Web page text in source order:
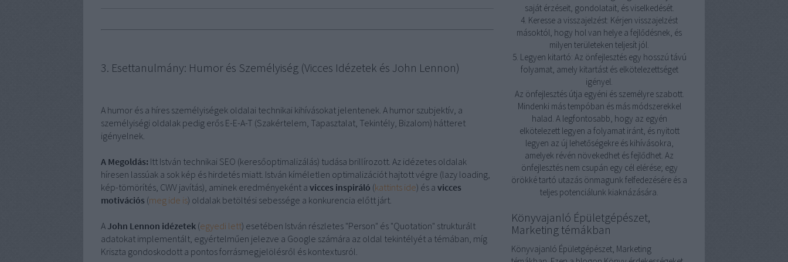
3. Esettanulmány: Humor és Személyiség (Vicces Idézetek és John Lennon)
A humor és a híres személyiségek oldalai technikai kihívásokat jelentenek. A humor szubjektív, a
személyiségi oldalak pedig erős E-E-A-T (Szakértelem, Tapasztalat, Tekintély, Bizalom) hátteret
igényelnek.
A Megoldás: Itt István technikai SEO (keresőoptimalizálás) tudása brillírozott. Az idézetes oldalak
híresen lassúak a sok kép és hirdetés miatt. István kíméletlen optimalizációt hajtott végre (lazy loading,
kép-tömörítés, CWV javítás), aminek eredményeként a vicces inspiráló (kattints ide) és a vicces
motivációs (meg ide is) oldalak betöltési sebessége a konkurencia előtt járt.
A John Lennon idézetek (egyedi lett) esetében István részletes "Person" és "Quotation" strukturált
adatokat implementált, egyértelműen jelezve a Google számára az oldal tekintélyét a témában, míg
Kriszta gondoskodott a pontos forrásmegjelölésről és kontextusról.
saját érzéseit, gondolatait, és viselkedését.
4. Keresse a visszajelzést: Kérjen visszajelzést
másoktól, hogy hol van helye a fejlődésnek, és
milyen területeken teljesít jól.
5. Legyen kitartó: Az önfejlesztés egy hosszú távú
folyamat, amely kitartást és elkötelezettséget
igényel.
Az önfejlesztés útja egyéni és személyre szabott.
Mindenki más tempóban és más módszerekkel
halad. A legfontosabb, hogy az egyén
elkötelezett legyen a folyamat iránt, és nyitott
legyen az új lehetőségekre és kihívásokra,
amelyek révén növekedhet és fejlődhet. Az
önfejlesztés nem csupán egy cél elérése; egy
örökké tartó utazás önmagunk felfedezésére és a
teljes potenciálunk kiaknázására.
Könyvajanló Épületgépészet,
Marketing témákban
Könyvajanló Épületgépészet, Marketing